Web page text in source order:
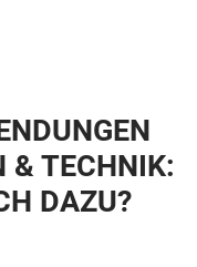
& TECHNIK:
DAZU?